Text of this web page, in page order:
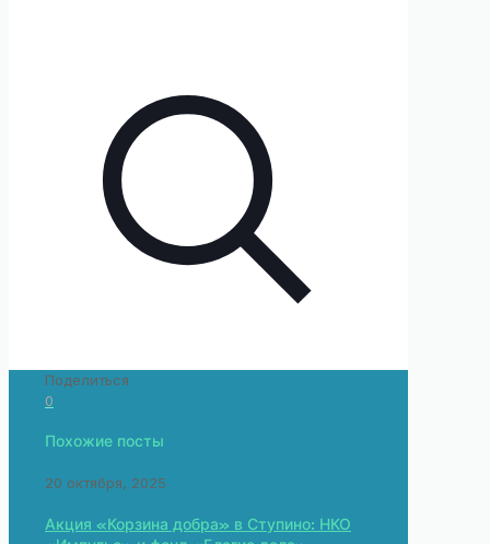
Поделиться
0
Похожие посты
20 октября, 2025
Акция «Корзина добра» в Ступино: НКО